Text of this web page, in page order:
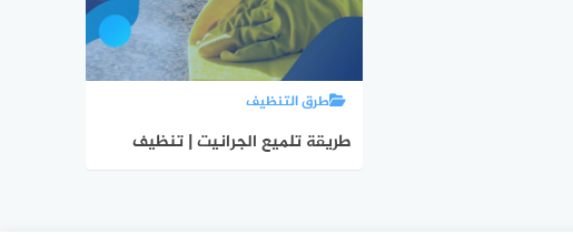
طرق التنظيف
طريقة تلميع الجرانيت | تنظيف